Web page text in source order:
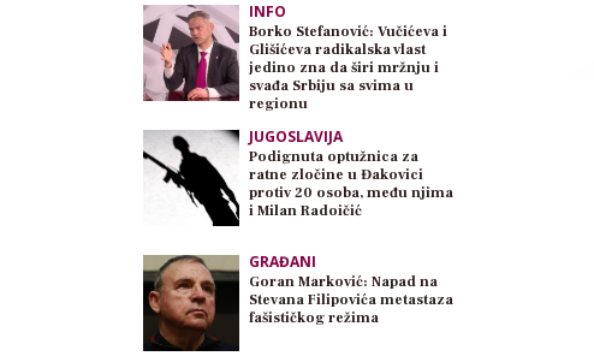
INFO
Borko Stefanović: Vučićeva i
Glišićeva radikalska vlast
jedino zna da širi mržnju i
svađa Srbiju sa svima u
regionu
JUGOSLAVIJA
Podignuta optužnica za
ratne zločine u Đakovici
protiv 20 osoba, među njima
i Milan Radoičić
GRAĐANI
Goran Marković: Napad na
Stevana Filipovića metastaza
fašističkog režima